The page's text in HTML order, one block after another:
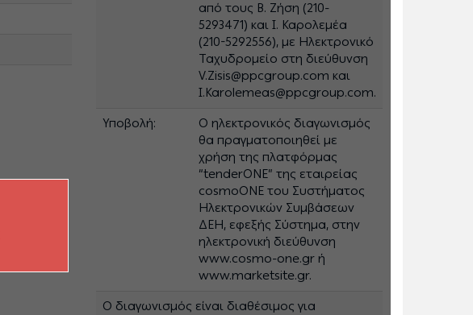
από τους Β. Ζήση (210-
5293471) και Ι. Καρολεμέα
(210-5292556), με Ηλεκτρονικό
Ταχυδρομείο στη διεύθυνση
V.Zisis@ppcgroup.com και
I.Karolemeas@ppcgroup.com.
Υποβολή:
Ο ηλεκτρονικός διαγωνισμός
θα πραγματοποιηθεί με
χρήση της πλατφόρμας
“tenderONE” της εταιρείας
cosmoONE του Συστήματος
Ηλεκτρονικών Συμβάσεων
ΔΕΗ, εφεξής Σύστημα, στην
ηλεκτρονική διεύθυνση
www.cosmo-one.gr ή
www.marketsite.gr.
Ο διαγωνισμός είναι διαθέσιμος για